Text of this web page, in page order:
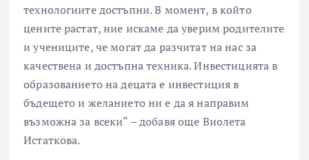
технологиите достъпни. В момент, в който
цените растат, ние искаме да уверим родителите
и учениците, че могат да разчитат на нас за
качествена и достъпна техника. Инвестицията в
образованието на децата е инвестиция в
бъдещето и желанието ни е да я направим
възможна за всеки“ – добавя още Виолета
Истаткова.